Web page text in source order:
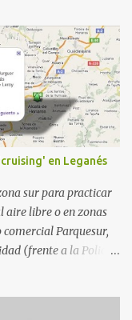
en Leganés
sur para practicar
aire libre o en zonas
comercial Parquesur,
(frente a la Policía